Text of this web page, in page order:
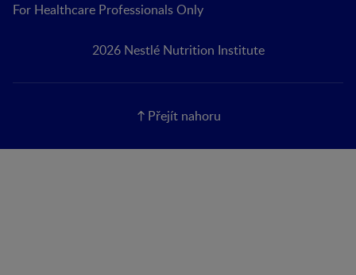
For Healthcare Professionals Only
2026 Nestlé Nutrition Institute
Přejít nahoru